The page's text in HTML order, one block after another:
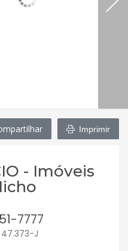
Imprimir
- Imóveis
7777
J